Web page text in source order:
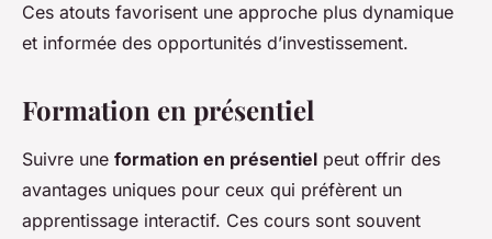
Ces atouts favorisent une approche plus dynamique
et informée des opportunités d’investissement.
Formation en présentiel
Suivre une formation en présentiel peut offrir des
avantages uniques pour ceux qui préfèrent un
apprentissage interactif. Ces cours sont souvent